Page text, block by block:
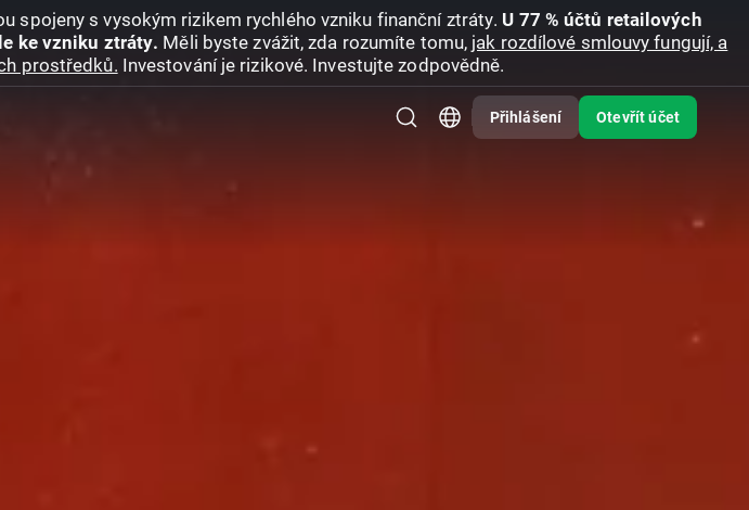
spojeny s vysokým rizikem rychlého vzniku finanční ztráty. U 77 % účtů retailových
ke vzniku ztráty. Měli byste zvážit, zda rozumíte tomu, jak rozdílové smlouvy fungují, a
prostředků. Investování je rizikové. Investujte zodpovědně.
Přihlášení Otevřít účet